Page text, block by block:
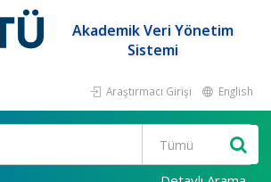
Akademik Veri Yönetim
Sistemi
Araştırmacı Girişi English